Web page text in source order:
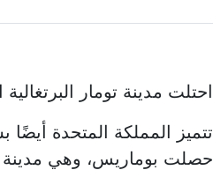
احتلت مدينة تومار
تتميز المملكة المتحدة
حصلت بوماريس، وهي